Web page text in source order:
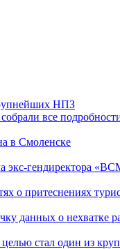
НПЗ
все
в Смоленске
экс-гендиректора
о притеснениях
данных о нехватке
целью стал один из